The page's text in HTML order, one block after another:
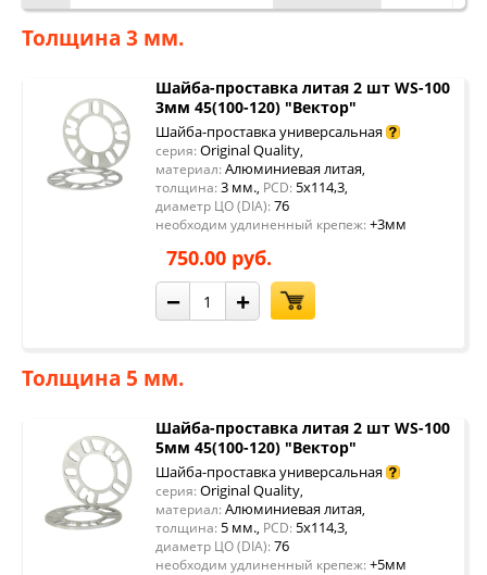
Толщина 3 мм.
Шайба-проставка литая 2 шт WS-100
3мм 45(100-120) "Вектор"
Шайба-проставка универсальная
серия: Original Quality,
материал: Алюминиевая литая,
толщина: 3 мм., PCD: 5x114,3,
диаметр ЦО (DIA): 76
необходим удлиненный крепеж: +3мм
750.00 руб.
− +
Толщина 5 мм.
Шайба-проставка литая 2 шт WS-100
5мм 45(100-120) "Вектор"
Шайба-проставка универсальная
серия: Original Quality,
материал: Алюминиевая литая,
толщина: 5 мм., PCD: 5x114,3,
диаметр ЦО (DIA): 76
необходим удлиненный крепеж: +5мм